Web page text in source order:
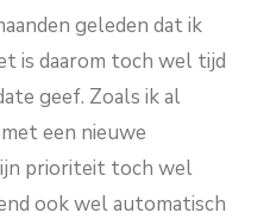
geleden dat ik
is daarom toch wel tijd
geef. Zoals ik al
een nieuwe
prioriteit toch wel
ook wel automatisch